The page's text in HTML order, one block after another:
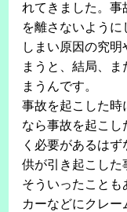
れてきました。事
を離さないよう
しまい原因の究
まうと、結局、
まうんです。
事故を起こした時
なら事故を起こし
く必要があるは
供が引き起こした
そういったことも
カーなどにクレ